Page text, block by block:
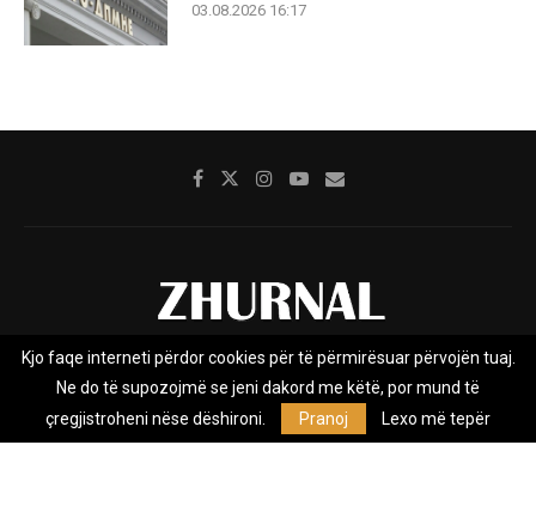
03.08.2026 16:17
Rreth nesh Impresumi Marketing
Privacy Policy
Zhurnal.mk është Agjenci e Lajmeve e pavarur, e themeluar në vitin
Kjo faqe interneti përdor cookies për të përmirësuar përvojën tuaj.
Ne do të supozojmë se jeni dakord me këtë, por mund të
çregjistroheni nëse dëshironi.
Pranoj Lexo më tepër